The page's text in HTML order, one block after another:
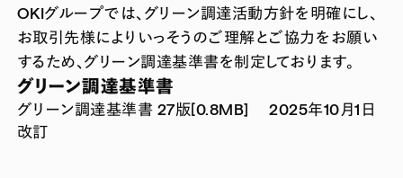
OKIグループでは、グリーン調達活動方針を明確にし、
お取引先様によりいっそうのご理解とご協力をお願い
するため、グリーン調達基準書を制定しております。
グリーン調達基準書
グリーン調達基準書 27版[0.8MB] 2025年10月1日
改訂